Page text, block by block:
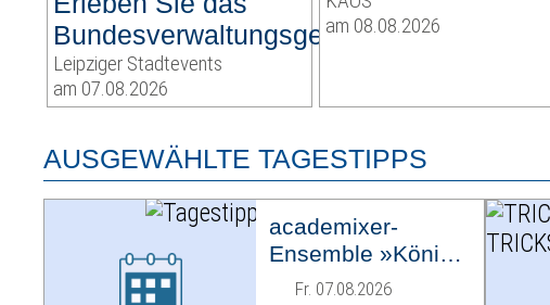
Bundesverwaltungsgericht
Leipziger Stadtevents
am 07.08.2026
am 08.08.2026
AUSGEWÄHLTE TAGESTIPPS
academixer-
Ensemble »König
Ödipus«
Fr. 07.08.2026